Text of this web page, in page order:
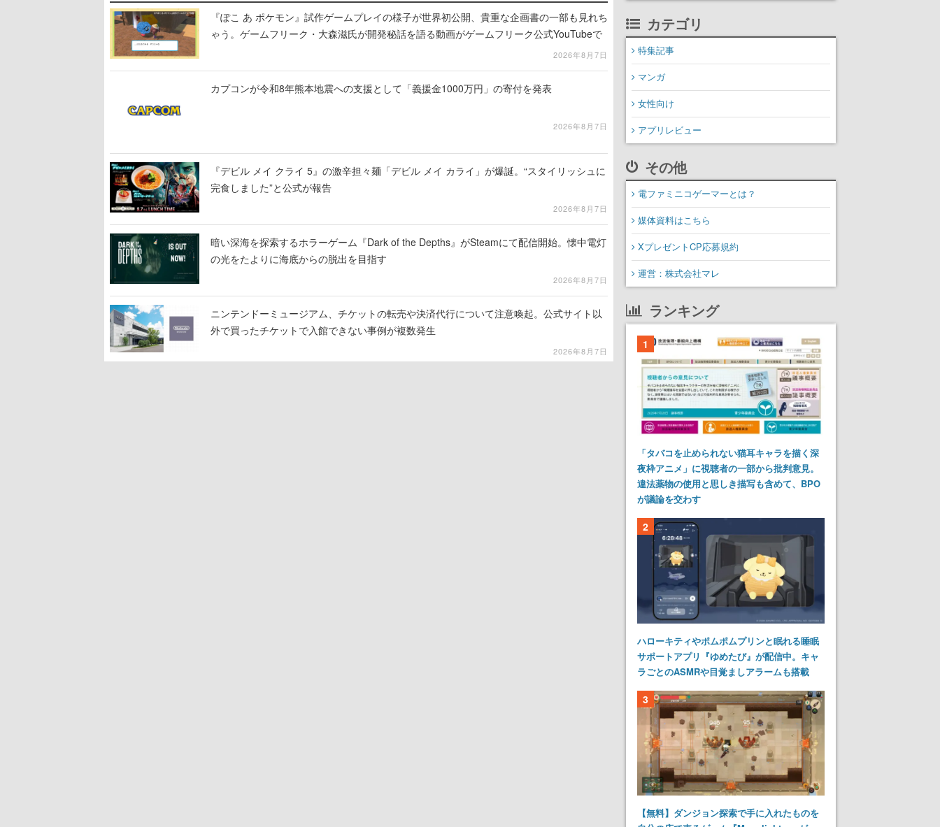
『ぽこ あ ポケモン』試作ゲームプレイの様子が世界初公開、貴重な企画書の一部も見れち
ゃう。ゲームフリーク・大森滋氏が開発秘話を語る動画がゲームフリーク公式YouTubeで
2026年8月7日
カプコンが令和8年熊本地震への支援として「義援金1000万円」の寄付を発表
2026年8月7日
『デビル メイ クライ 5』の激辛担々麺「デビル メイ カライ」が爆誕。“スタイリッシュに
完食しました”と公式が報告
2026年8月7日
暗い深海を探索するホラーゲーム『Dark of the Depths』がSteamにて配信開始。懐中電灯
の光をたよりに海底からの脱出を目指す
2026年8月7日
ニンテンドーミュージアム、チケットの転売や決済代行について注意喚起。公式サイト以
外で買ったチケットで入館できない事例が複数発生
2026年8月7日
カテゴリ
特集記事
マンガ
女性向け
アプリレビュー
その他
電ファミニコゲーマーとは？
媒体資料はこちら
XプレゼントCP応募規約
運営：株式会社マレ
ランキング
1
「タバコを止められない猫耳キャラを描く深
夜枠アニメ」に視聴者の一部から批判意見。
違法薬物の使用と思しき描写も含めて、BPO
が議論を交わす
2
ハローキティやポムポムプリンと眠れる睡眠
サポートアプリ『ゆめたび』が配信中。キャ
ラごとのASMRや目覚ましアラームも搭載
3
【無料】ダンジョン探索で手に入れたものを